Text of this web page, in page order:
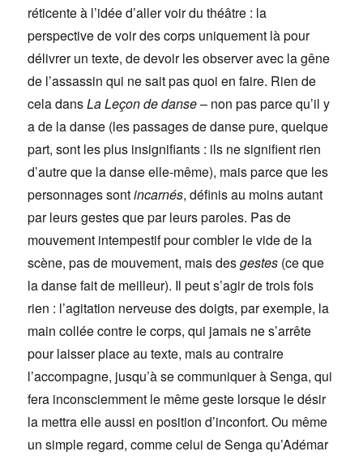
réticente à l’idée d’aller voir du théâtre : la
perspective de voir des corps uniquement là pour
délivrer un texte, de devoir les observer avec la gêne
de l’assassin qui ne sait pas quoi en faire. Rien de
cela dansLa Leçon de danse– non pas parce qu’il y
a de la danse (les passages de danse pure, quelque
part, sont les plus insignifiants : ils ne signifient rien
d’autre que la danse elle-même), mais parce que les
personnages sontincarnés, définis au moins autant
par leurs gestes que par leurs paroles. Pas de
mouvement intempestif pour combler le vide de la
scène, pas de mouvement, mais desgestes (ce que
la danse fait de meilleur). Il peut s’agir de trois fois
rien : l’agitation nerveuse des doigts, par exemple, la
main collée contre le corps, qui jamais ne s’arrête
pour laisser place au texte, mais au contraire
l’accompagne, jusqu’à se communiquer à Senga, qui
fera inconsciemment le même geste lorsque le désir
la mettra elle aussi en position d’inconfort. Ou même
un simple regard, comme celui de Senga qu’Adémar